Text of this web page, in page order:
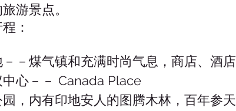
游景点。
：
－煤气镇和充满时尚气息，商店、酒
心－－ Canada Place
，内有印地安人的图腾木林，百年参